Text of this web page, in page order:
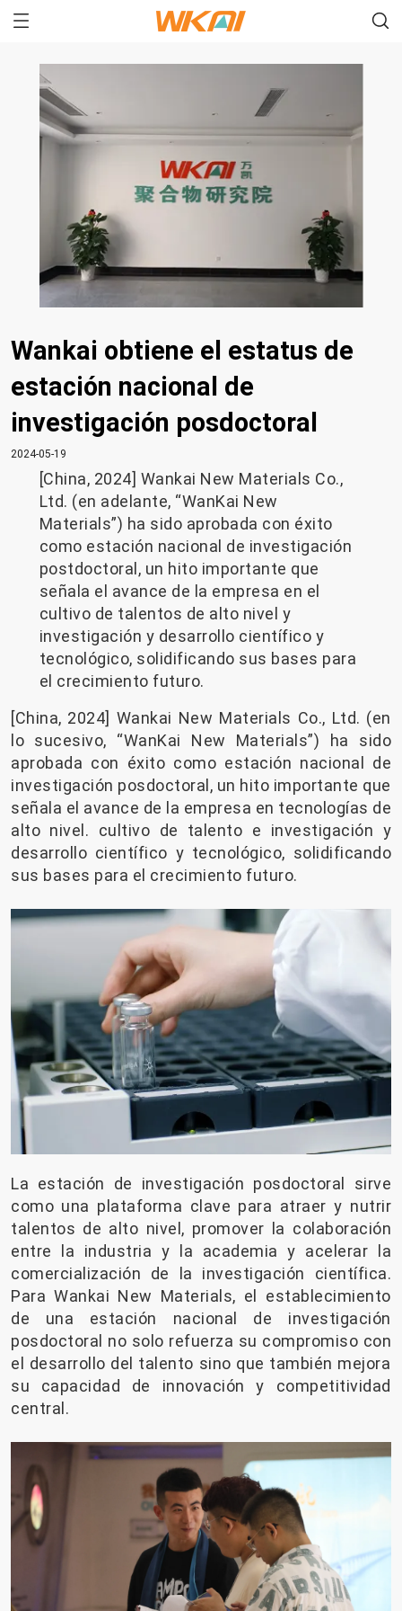
Wankai obtiene el estatus de
estación nacional de
investigación posdoctoral
2024-05-19
[China, 2024] Wankai New Materials Co.,
Ltd. (en adelante, “WanKai New
Materials”) ha sido aprobada con éxito
como estación nacional de investigación
postdoctoral, un hito importante que
señala el avance de la empresa en el
cultivo de talentos de alto nivel y
investigación y desarrollo científico y
tecnológico, solidificando sus bases para
el crecimiento futuro.
[China, 2024] Wankai New Materials Co., Ltd. (en
lo sucesivo, “WanKai New Materials”) ha sido
aprobada con éxito como estación nacional de
investigación posdoctoral, un hito importante que
señala el avance de la empresa en tecnologías de
alto nivel. cultivo de talento e investigación y
desarrollo científico y tecnológico, solidificando
sus bases para el crecimiento futuro.
La estación de investigación posdoctoral sirve
como una plataforma clave para atraer y nutrir
talentos de alto nivel, promover la colaboración
entre la industria y la academia y acelerar la
comercialización de la investigación científica.
Para Wankai New Materials, el establecimiento
de una estación nacional de investigación
posdoctoral no solo refuerza su compromiso con
el desarrollo del talento sino que también mejora
su capacidad de innovación y competitividad
central.